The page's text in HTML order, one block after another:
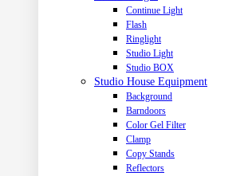
Continue Light
Flash
Ringlight
Studio Light
Studio BOX
Studio House Equipment
Background
Barndoors
Color Gel Filter
Clamp
Copy Stands
Reflectors